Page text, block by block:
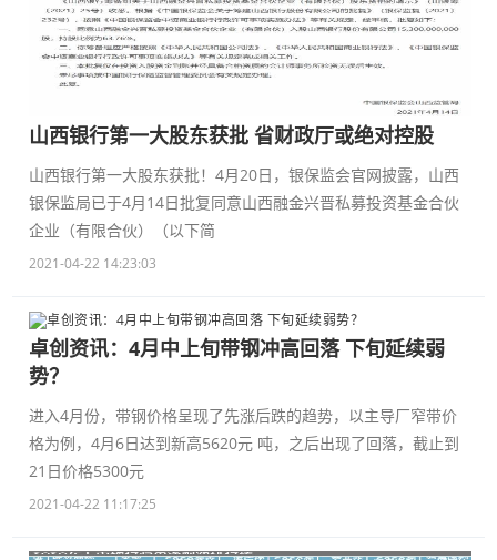
山西银行第一大股东获批 省财政厅或绝对控股
山西银行第一大股东获批！4月20日，银保监会官网披露，山西
银保监局已于4月14日批复同意山西融金兴晋私募投资基金合伙
企业（有限合伙）（以下简
2021-04-22 14:23:03
卓创资讯：4月中上旬带钢冲高回落 下旬延续弱
势？
进入4月份，带钢价格呈现了先涨后跌的趋势，以主导厂窄带价
格为例，4月6日达到新高5620元 吨，之后出现了回落，截止到
21日价格5300元
2021-04-22 11:17:25